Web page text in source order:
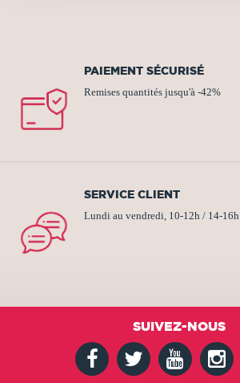
PAIEMENT SÉCURISÉ
Remises quantités jusqu'à -42%
SERVICE CLIENT
Lundi au vendredi, 10-12h / 14-16h
SUIVEZ-NOUS